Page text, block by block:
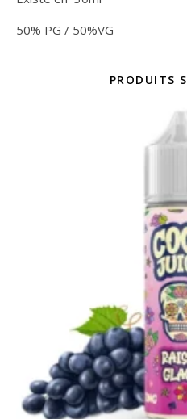
50% PG / 50%VG
PRODUITS